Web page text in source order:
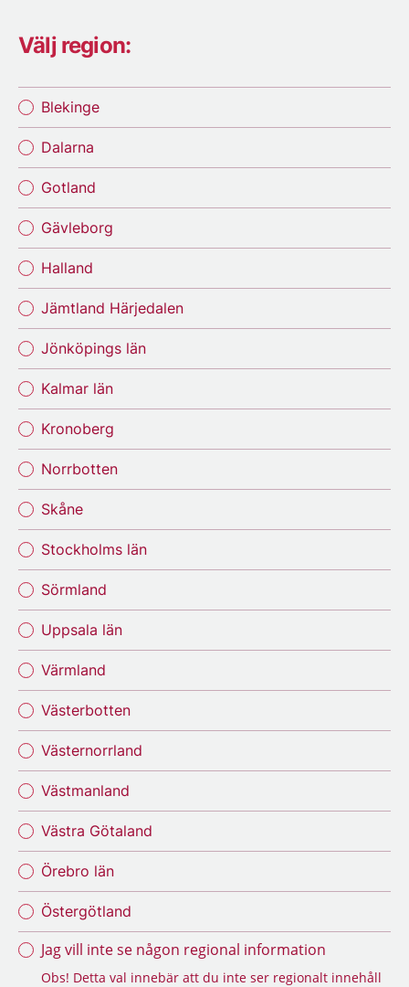
Välj region:
Blekinge
Dalarna
Gotland
Gävleborg
Halland
Jämtland Härjedalen
Jönköpings län
Kalmar län
Kronoberg
Norrbotten
Skåne
Stockholms län
Sörmland
Uppsala län
Värmland
Västerbotten
Västernorrland
Västmanland
Västra Götaland
Örebro län
Östergötland
Jag vill inte se någon regional information
Obs! Detta val innebär att du inte ser regionalt innehåll